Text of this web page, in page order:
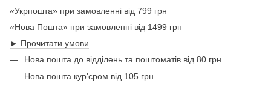
«Укрпошта» при замовленні від 799 грн
«Нова Пошта» при замовленні від 1499 грн
► Прочитати умови
Нова пошта до відділень та поштоматів від 80 грн
Нова пошта кур'єром від 105 грн